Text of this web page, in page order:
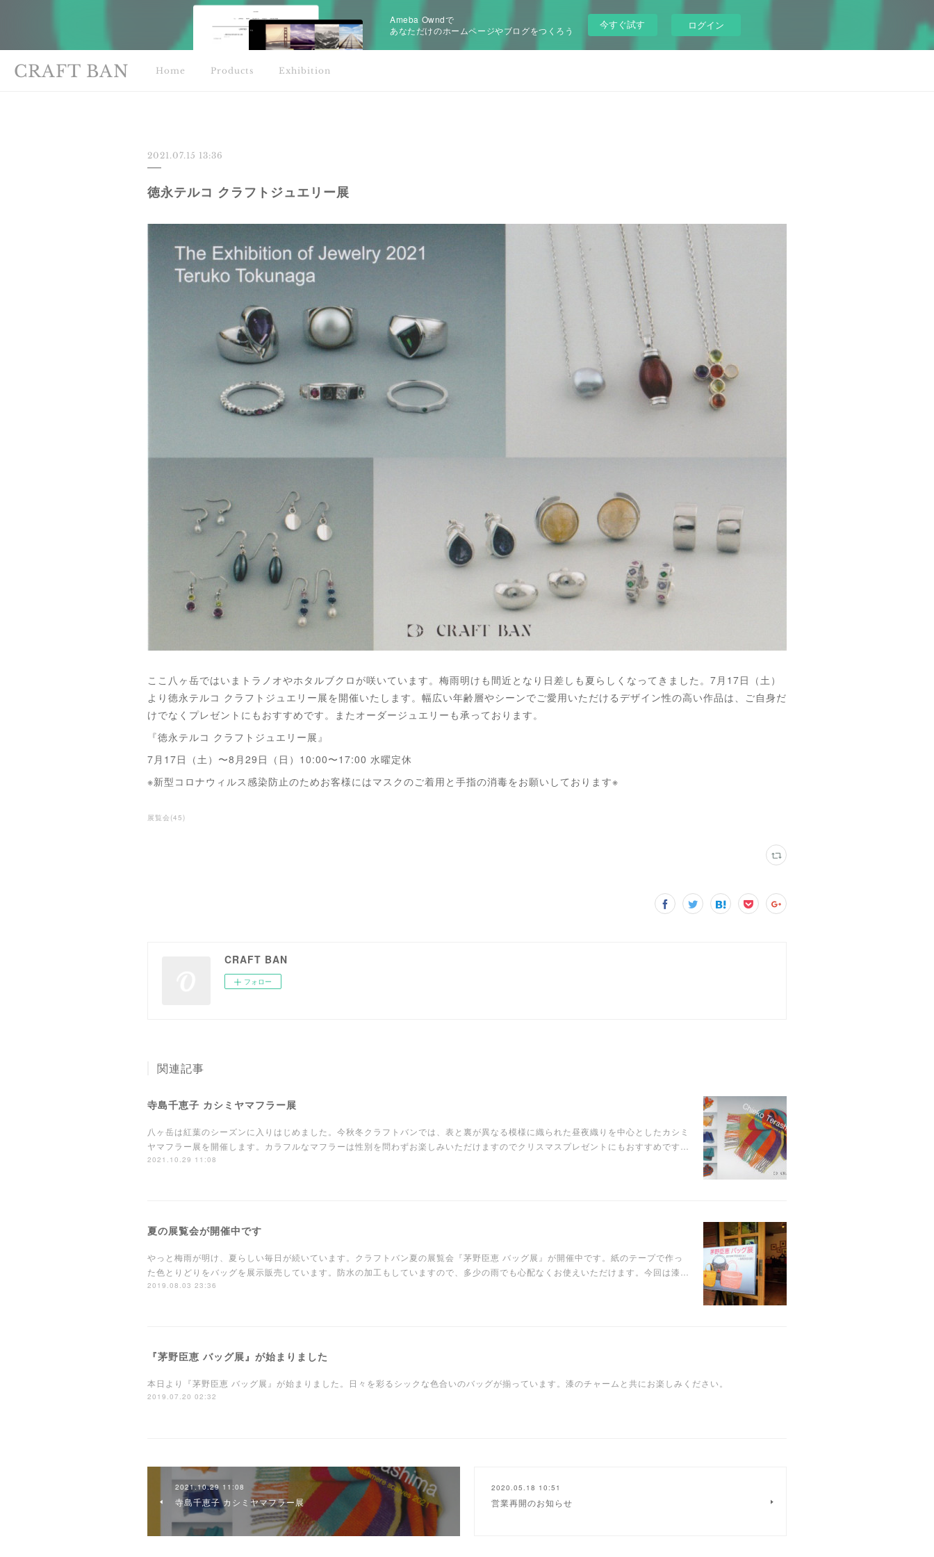
Ameba Owndで
あなただけのホームページやブログをつくろう
今すぐ試す ログイン
CRAFT BAN Home Products Exhibition
2021.07.15 13:36
徳永テルコ クラフトジュエリー展
ここ八ヶ岳ではいまトラノオやホタルブクロが咲いています。梅雨明けも間近となり日差しも夏らしくなってきました。7月17日（土）
より徳永テルコ クラフトジュエリー展を開催いたします。幅広い年齢層やシーンでご愛用いただけるデザイン性の高い作品は、ご自身だ
けでなくプレゼントにもおすすめです。またオーダージュエリーも承っております。
『徳永テルコ クラフトジュエリー展』
7月17日（土）〜8月29日（日）10:00〜17:00 水曜定休
※新型コロナウィルス感染防止のためお客様にはマスクのご着用と手指の消毒をお願いしております※
展覧会 (45)
CRAFT BAN
フォロー
関連記事
寺島千恵子 カシミヤマフラー展
八ヶ岳は紅葉のシーズンに入りはじめました。今秋冬クラフトバンでは、表と裏が異なる模様に織られた昼夜織りを中心としたカシミ
ヤマフラー展を開催します。カラフルなマフラーは性別を問わずお楽しみいただけますのでクリスマスプレゼントにもおすすめです…
2021.10.29 11:08
夏の展覧会が開催中です
やっと梅雨が明け、夏らしい毎日が続いています。クラフトバン夏の展覧会『茅野臣恵 バッグ展』が開催中です。紙のテープで作っ
た色とりどりをバッグを展示販売しています。防水の加工もしていますので、多少の雨でも心配なくお使えいただけます。今回は漆…
2019.08.03 23:36
『茅野臣恵 バッグ展』が始まりました
本日より『茅野臣恵 バッグ展』が始まりました。日々を彩るシックな色合いのバッグが揃っています。漆のチャームと共にお楽しみください。
2019.07.20 02:32
2021.10.29 11:08
寺島千恵子 カシミヤマフラー展
2020.05.18 10:51
営業再開のお知らせ